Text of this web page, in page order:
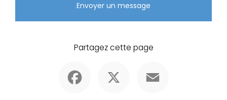
Envoyer un message
Partagez cette page